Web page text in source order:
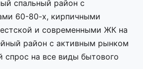
спальный район с
60-80-х, кирпичными
и современными ЖК на
район с активным рынком
спрос на все виды бытового